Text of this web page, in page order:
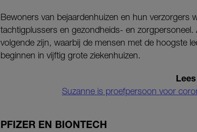
Bewoners van bejaardenhuizen en hun verzorgers
tachtigplussers en gezondheids- en
volgende zijn, waarbij de mensen met de hoogste
beginnen in vijftig grote ziekenhuizen.
Suzanne is proefpersoon voor
PFIZER EN BIONTECH